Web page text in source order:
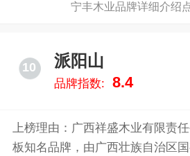
宁丰木业品牌详细介绍
10 派阳山
品牌指数: 8.4
上榜理由：广西祥盛木业有限责
板知名品牌，由广西壮族自治区